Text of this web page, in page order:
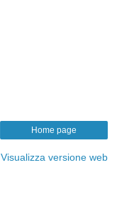
Home page
Visualizza versione web